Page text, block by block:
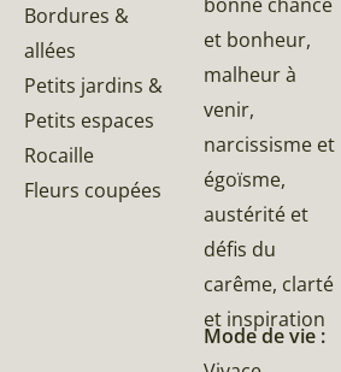
Bordures &
allées
Petits jardins &
Petits espaces
Rocaille
Fleurs coupées
et bonheur,
malheur à
venir,
narcissisme et
égoïsme,
austérité et
défis du
carême, clarté
et inspiration
Mode de vie :